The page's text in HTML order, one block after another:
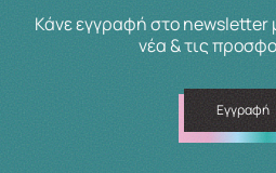
Κάνε εγγραφή στο newsletter
νέα & τις
Εγγραφή